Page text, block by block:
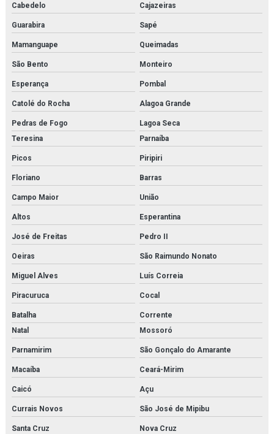
Cabedelo Cajazeiras
Guarabira Sapé
Mamanguape Queimadas
São Bento Monteiro
Esperança Pombal
Catolé do Rocha Alagoa Grande
Pedras de Fogo
Lagoa Seca
Teresina
Parnaíba
Picos Piripiri
Floriano Barras
Campo Maior União
Altos Esperantina
José de Freitas Pedro II
Oeiras São Raimundo Nonato
Miguel Alves Luís Correia
Piracuruca Cocal
Batalha
Corrente
Natal
Mossoró
Parnamirim São Gonçalo do Amarante
Macaíba Ceará-Mirim
Caicó Açu
Currais Novos São José de Mipibu
Santa Cruz Nova Cruz